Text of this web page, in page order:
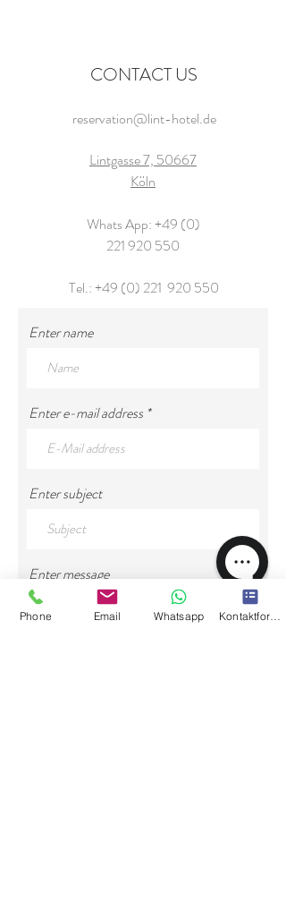
CONTACT US
reservation@lint-hotel.de
Lintgasse 7, 50667
Köln
Whats App:+49 (0)
221 920 550
Tel.: +49 (0) 221 920 550
Enter name
Enter e-mail address
Enter subject
Enter message
Phone Email Whatsapp